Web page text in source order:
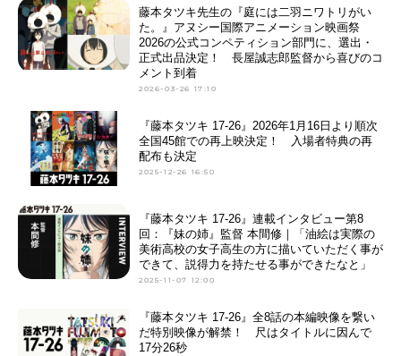
ナユタ：咲々木瞳
ケンジ：松岡洋平
江原杏子：中井友望
先生：今井朋彦
藤本タツキ先生の『庭には二羽ニワトリがい
た。』アヌシー国際アニメーション映画祭
2026の公式コンペティション部門に、選出・
正式出品決定！ 長屋誠志郎監督から喜びのコ
メント到着
2026-03-26 17:10
『藤本タツキ 17-26』2026年1月16日より順次
全国45館での再上映決定！ 入場者特典の再
配布も決定
2025-12-26 16:50
『藤本タツキ 17-26』連載インタビュー第8
回：『妹の姉』監督 本間修｜「油絵は実際の
美術高校の女子高生の方に描いていただく事が
できて、説得力を持たせる事ができたなと」
2025-11-07 12:00
『藤本タツキ 17-26』全8話の本編映像を繋い
だ特別映像が解禁！ 尺はタイトルに因んで
17分26秒